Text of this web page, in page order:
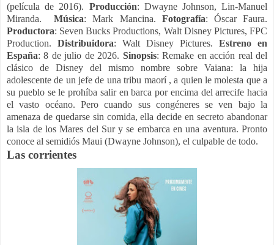
(película de 2016). Producción: Dwayne Johnson, Lin-Manuel
Miranda.Música: Mark Mancina. Fotografía: Óscar Faura.
Productora: Seven Bucks Productions, Walt Disney Pictures, FPC
Production. Distribuidora: Walt Disney Pictures. Estreno en
España: 8 de julio de 2026. Sinopsis: Remake en acción real del
clásico de Disney del mismo nombre sobre Vaiana: la hija
adolescente de un jefe de una tribu maorí , a quien le molesta que a
su pueblo se le prohíba salir en barca por encima del arrecife hacia
el vasto océano. Pero cuando sus congéneres se ven bajo la
amenaza de quedarse sin comida, ella decide en secreto abandonar
la isla de los Mares del Sur y se embarca en una aventura. Pronto
conoce al semidiós Maui (Dwayne Johnson), el culpable de todo.
Las corrientes